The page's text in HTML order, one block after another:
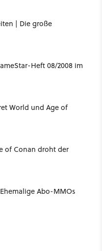
| Die große
Heft 08/2008 im
World und Age of
of Conan droht der
Abo-MMOs